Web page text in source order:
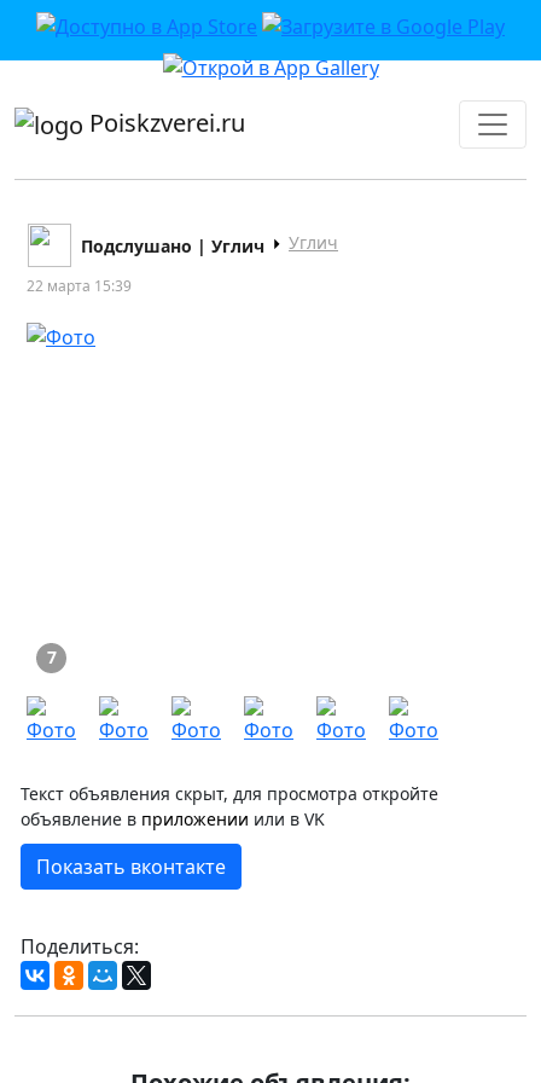
приложении или в VK">
Poiskzverei.ru
Подслушано | Углич Углич
22 марта 15:39
7
Текст объявления скрыт, для просмотра откройте
объявление в приложении или в VK
Показать вконтакте
Поделиться: